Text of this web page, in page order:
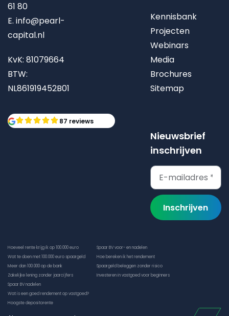
61 80
E. info@pearl-
capital.nl
KvK: 81079664
BTW:
NL861919452B01
87 reviews
Kennisbank
Projecten
Webinars
Media
Brochures
Sitemap
Nieuwsbrief
inschrijven
Inschrijven
Hoeveel rente krijg ik op 100.000 euro
Wat te doen met 100.000 euro spaargeld
Meer dan 100.000 op de bank
Zakelijke lening zonder jaarcijfers
Spaar BV nadelen
Wat is een goed rendement op vastgoed?
Hoogste depositorente
Spaar BV voor- en nadelen
Hoe bereken ik het rendement
Spaargeld beleggen zonder risico
Investeren in vastgoed voor beginners